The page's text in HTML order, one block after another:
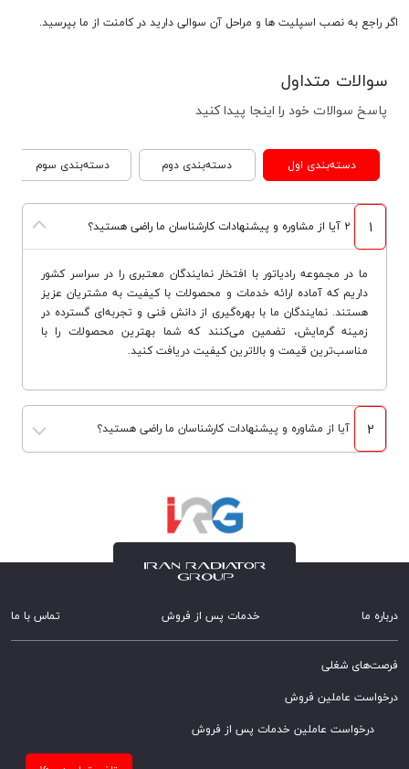
اگر راجع به نصب اسپلیت ها و مراحل آن سوالی دارید در کامنت از ما بپرسید.
سوالات متداول
پاسخ سوالات خود را اینجا پیدا کنید
دسته‌بندی اول دسته‌بندی دوم دسته‌بندی سوم
1 ۲ آیا از مشاوره و پیشنهادات کارشناسان ما راضی هستید؟
ما در مجموعه رادیاتور با افتخار نمایندگان معتبری را در سراسر کشور
داریم که آماده ارائه خدمات و محصولات با کیفیت به مشتریان عزیز
هستند. نمایندگان ما با بهره‌گیری از دانش فنی و تجربه‌ای گسترده در
زمینه گرمایش، تضمین می‌کنند که شما بهترین محصولات را با
مناسب‌ترین قیمت و بالاترین کیفیت دریافت کنید.
2 آیا از مشاوره و پیشنهادات کارشناسان ما راضی هستید؟
درباره ما خدمات پس از فروش تماس با ما
فرصت‌های شغلی
درخواست عاملین فروش
درخواست عاملین خدمات پس از فروش